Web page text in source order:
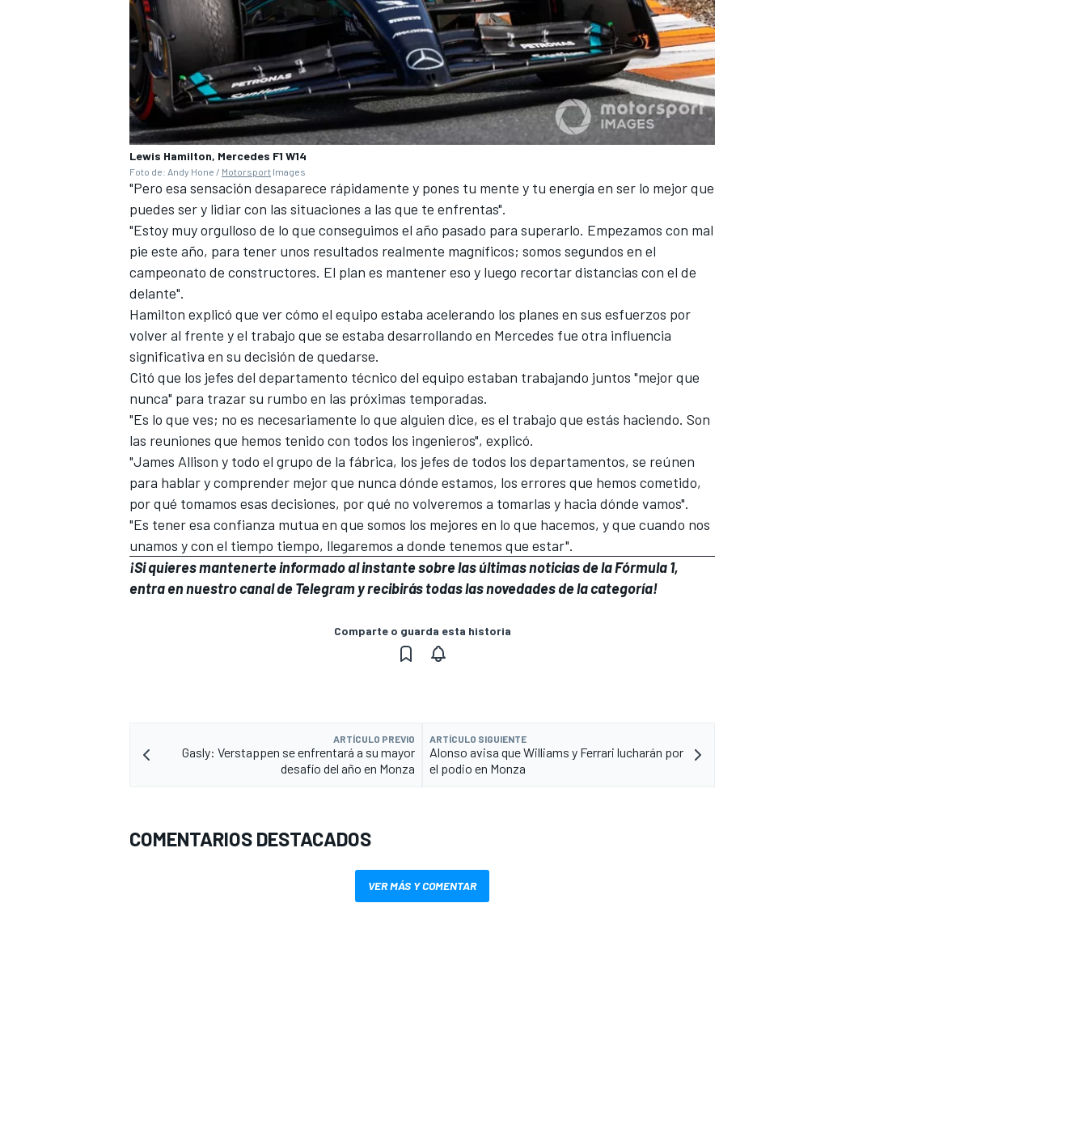
MÁS CATEGORÍAS
Lewis Hamilton, Mercedes F1 W14
Foto de: Andy Hone / Motorsport Images
"Pero esa sensación desaparece rápidamente y pones tu mente y tu energía en ser lo mejor que
puedes ser y lidiar con las situaciones a las que te enfrentas".
"Estoy muy orgulloso de lo que conseguimos el año pasado para superarlo. Empezamos con mal
pie este año, para tener unos resultados realmente magníficos; somos segundos en el
campeonato de constructores. El plan es mantener eso y luego recortar distancias con el de
delante".
Hamilton explicó que ver cómo el equipo estaba acelerando los planes en sus esfuerzos por
volver al frente y el trabajo que se estaba desarrollando en Mercedes fue otra influencia
significativa en su decisión de quedarse.
Citó que los jefes del departamento técnico del equipo estaban trabajando juntos "mejor que
nunca" para trazar su rumbo en las próximas temporadas.
"Es lo que ves; no es necesariamente lo que alguien dice, es el trabajo que estás haciendo. Son
las reuniones que hemos tenido con todos los ingenieros", explicó.
"James Allison y todo el grupo de la fábrica, los jefes de todos los departamentos, se reúnen
para hablar y comprender mejor que nunca dónde estamos, los errores que hemos cometido,
por qué tomamos esas decisiones, por qué no volveremos a tomarlas y hacia dónde vamos".
"Es tener esa confianza mutua en que somos los mejores en lo que hacemos, y que cuando nos
unamos y con el tiempo tiempo, llegaremos a donde tenemos que estar".
¡Si quieres mantenerte informado al instante sobre las últimas noticias de laFórmula 1,
entra ennuestro canal de Telegramy recibirás todas las novedades de la categoría!
Comparte o guarda esta historia
ARTÍCULO PREVIO
Gasly: Verstappen se enfrentará a su mayor
desafío del año en Monza
ARTÍCULO SIGUIENTE
Alonso avisa que Williams y Ferrari lucharán por
el podio en Monza
COMENTARIOS DESTACADOS
VER MÁS Y COMENTAR